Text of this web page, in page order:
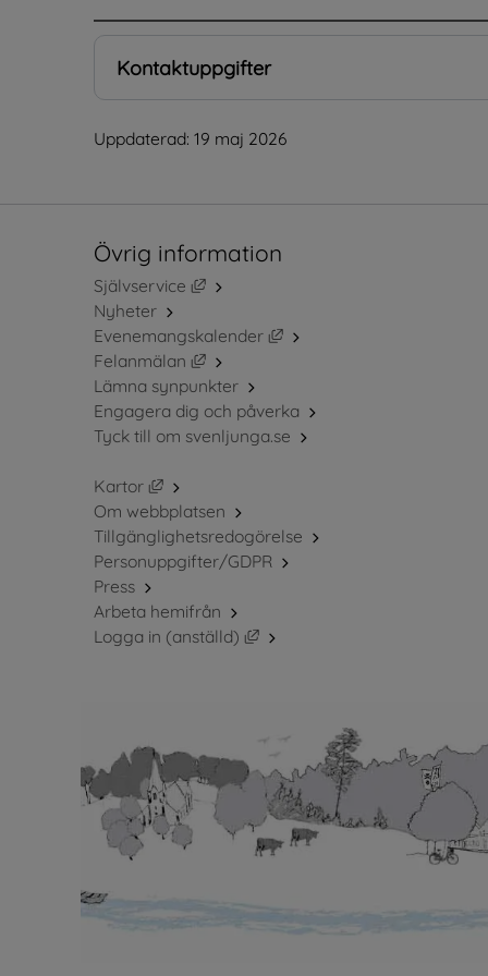
Kontaktuppgifter
Uppdaterad: 19 maj 2026
Övrig information
Självservice
Länk till annan webbplats, öppnas i
Nyheter
Evenemangskalender
Länk till annan webbplats,
Felanmälan
Länk till annan webbplats, öppnas i
Lämna synpunkter
Engagera dig och påverka
Tyck till om svenljunga.se
Kartor
Länk till annan webbplats, öppnas i nytt
Om webbplatsen
Tillgänglighetsredogörelse
Personuppgifter/GDPR
Press
Arbeta hemifrån
Logga in (anställd)
Länk till annan webbplats,